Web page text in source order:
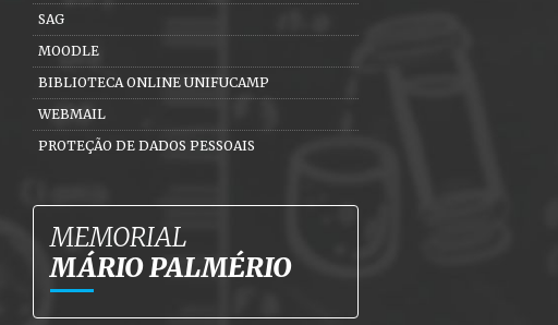
SAG
MOODLE
BIBLIOTECA ONLINE UNIFUCAMP
WEBMAIL
PROTEÇÃO DE DADOS PESSOAIS
MEMORIAL
MÁRIO PALMÉRIO